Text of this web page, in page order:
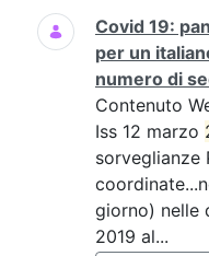
Covid 19:
per un
numero di
Contenuto
Iss 12 marzo
sorveglianze
giorno) nelle
2019 al...